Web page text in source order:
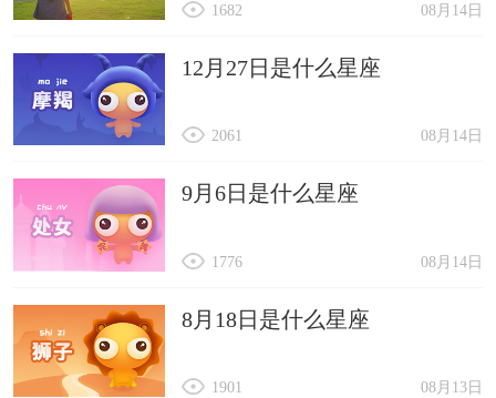
该做的和想做的事情留给遥不可及的未来，我们能
把握的.只有今天。
9、希望在2023年的最后一天许下的所有愿望，都
能够在2024年圆满实现。
10、在2023年的最后一天，一定要跟喜欢的人一起
过，一起跨年。
11、人生，总会有不期而遇的温暖，和生生不息的
时间总是过得如此之快。
12、不要期待，不要假想，不要强求，顺其自然，
08月14日
1682
12月27日是什么星座
08月14日
2061
9月6日是什么星座
08月14日
1776
8月18日是什么星座
08月13日
1901